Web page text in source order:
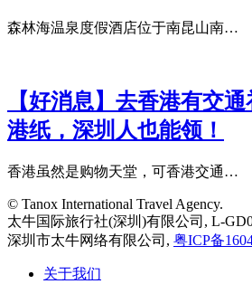
森林海温泉度假酒店位于南昆山南…
【好消息】去香港有交
港纸，深圳人也能领！
香港虽然是购物天堂，可香港交通…
© Tanox International Travel Agency.
太牛国际旅行社(深圳)有限公司, L-
深圳市太牛网络有限公司, 粤ICP备
关于我们